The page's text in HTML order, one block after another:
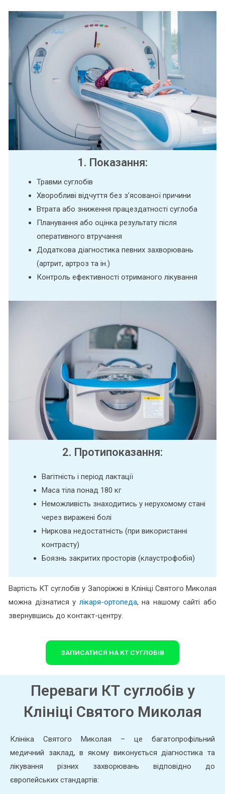
1. Показання:
Травми суглобів
Хворобливі відчуття без з’ясованої причини
Втрата або зниження працездатності суглоба
Планування або оцінка результату після
оперативного втручання
Додаткова діагностика певних захворювань
(артрит, артроз та ін.)
Контроль ефективності отриманого лікування
2. Протипоказання:
Вагітність і період лактації
Маса тіла понад 180 кг
Неможливість знаходитись у нерухомому стані
через виражені болі
Ниркова недостатність (при використанні
контрасту)
Боязнь закритих просторів (клаустрофобія)
Вартість КТ суглобів у Запоріжжі в Клініці Святого Миколая
можна дізнатися у лікаря-ортопеда, на нашому сайті або
звернувшись до контакт-центру.
ЗАПИСАТИСЯ НА КТ СУГЛОБІВ
Переваги КТ суглобів у
Клініці Святого Миколая
Клініка Святого Миколая – це багатопрофільний
медичний заклад, в якому виконується діагностика та
лікування різних захворювань відповідно до
європейських стандартів: